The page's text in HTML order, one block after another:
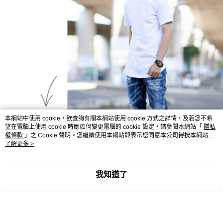
本網站中使用 cookie，欲查詢有關本網站使用 cookie 方式之詳情，及若您不希
望在電腦上使用 cookie 時應如何變更電腦的 cookie 設定，請參閱本網站「 隱私
權條款 」之 Cookie 聲明。您繼續使用本網站即表示您同意本公司得按本網站使
用條款之 Cookie 聲明使用 cookie。
了解更多 >
我知道了